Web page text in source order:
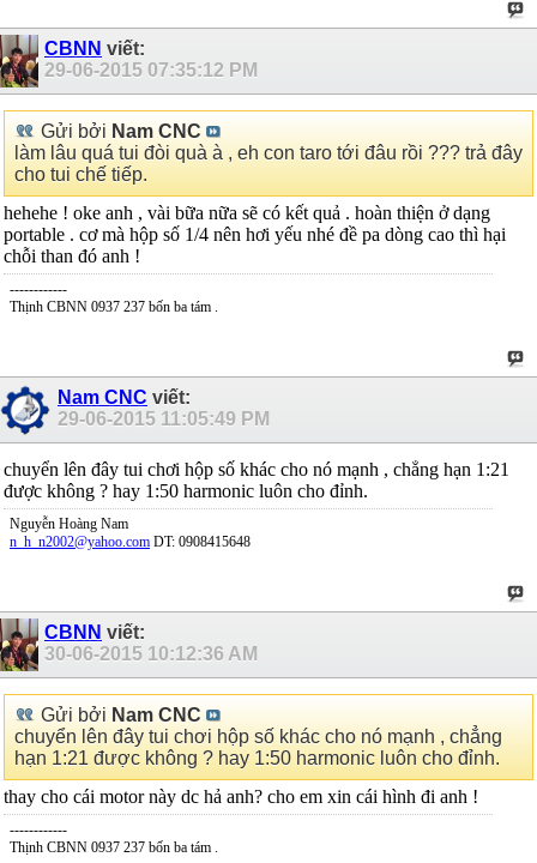
CBNN viết:
29-06-2015 07:35:12 PM
Gửi bởi Nam CNC
làm lâu quá tui đòi quà à , eh con taro tới đâu rồi ??? trả đây
cho tui chế tiếp.
hehehe ! oke anh , vài bữa nữa sẽ có kết quả . hoàn thiện ở dạng
portable . cơ mà hộp số 1/4 nên hơi yếu nhé đề pa dòng cao thì hại
chỗi than đó anh !
------------
Thịnh CBNN 0937 237 bốn ba tám .
Nam CNC viết:
29-06-2015 11:05:49 PM
chuyển lên đây tui chơi hộp số khác cho nó mạnh , chẳng hạn 1:21
được không ? hay 1:50 harmonic luôn cho đỉnh.
Nguyễn Hoàng Nam
n_h_n2002@yahoo.com DT: 0908415648
CBNN viết:
30-06-2015 10:12:36 AM
Gửi bởi Nam CNC
chuyển lên đây tui chơi hộp số khác cho nó mạnh , chẳng
hạn 1:21 được không ? hay 1:50 harmonic luôn cho đỉnh.
thay cho cái motor này dc hả anh? cho em xin cái hình đi anh !
------------
Thịnh CBNN 0937 237 bốn ba tám .